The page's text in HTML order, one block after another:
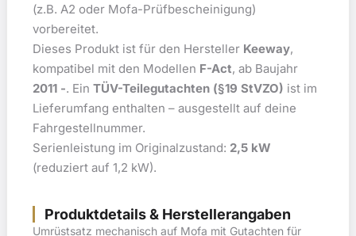
(z.B. A2 oder Mofa-Prüfbescheinigung)
vorbereitet.
Dieses Produkt ist für den Hersteller Keeway,
kompatibel mit den Modellen F-Act, ab Baujahr
2011 -. Ein TÜV-Teilegutachten (§19 StVZO) ist im
Lieferumfang enthalten – ausgestellt auf deine
Fahrgestellnummer.
Serienleistung im Originalzustand: 2,5 kW
(reduziert auf 1,2 kW).
Produktdetails & Herstellerangaben
Umrüstsatz mechanisch auf Mofa mit Gutachten für